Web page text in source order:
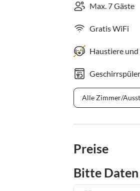
Max. 7 Gäste
Gratis WiFi
Haustiere
Geschirrspüler
Alle Zimmer/
Preise
Bitte Daten